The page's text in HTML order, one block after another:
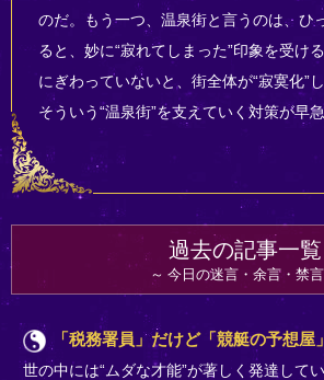
のだ。もう一つ、温泉街と言うのは、ひ
ると、妙に“寂れてしまった”印象を受け
にぎわっていないと、街全体が“寂寞化”
そういう“温泉街”を支えていく対策が早
過去の記事一覧
今日の迷言・余言・禁言
「税務署員」だけど「競艇の予想屋
世の中には“ムダな才能”が著しく発達して